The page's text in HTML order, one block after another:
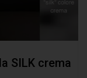
SILK crema